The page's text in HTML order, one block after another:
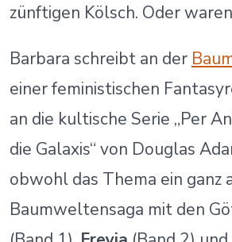
zünftigen Kölsch. Oder
Barbara schreibt an der
einer feministischen
an die kultische Serie „Per
die Galaxis“ von Douglas
obwohl das Thema ein ganz
Baumweltensaga mit den